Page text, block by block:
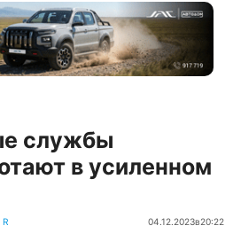
службы
в усиленном
04.12.2023в20:22